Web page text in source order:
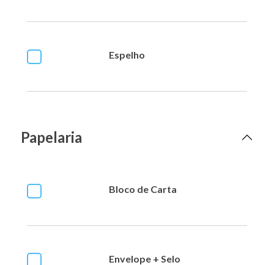
Espelho
Papelaria
Bloco de Carta
Envelope + Selo